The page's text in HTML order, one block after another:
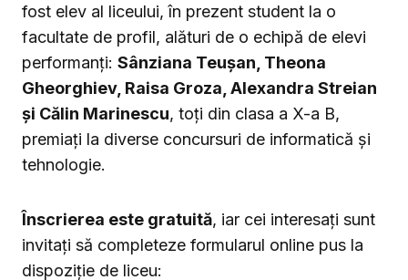
fost elev al liceului, în prezent student la o
facultate de profil, alături de o echipă de elevi
performanți: Sânziana Teușan, Theona
Gheorghiev, Raisa Groza, Alexandra Streian
și Călin Marinescu, toți din clasa a X-a B,
premiați la diverse concursuri de informatică și
tehnologie.
Înscrierea este gratuită, iar cei interesați sunt
invitați să completeze formularul online pus la
dispoziție de liceu: